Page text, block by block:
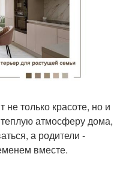
только красоте, но и
теплую атмосферу дома,
а родители -
вместе.